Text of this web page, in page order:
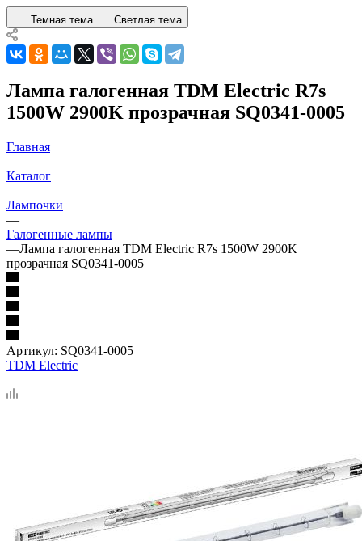
Темная тема Светлая тема
Лампа галогенная TDM Electric R7s
1500W 2900K прозрачная SQ0341-0005
Главная
—
Каталог
—
Лампочки
—
Галогенные лампы
—Лампа галогенная TDM Electric R7s 1500W 2900K
прозрачная SQ0341-0005
Артикул: SQ0341-0005
TDM Electric